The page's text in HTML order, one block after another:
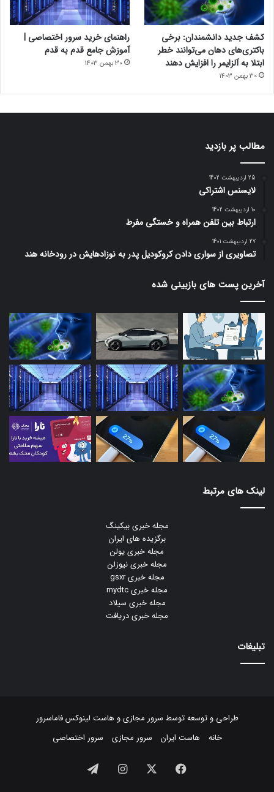
کشف جدید دانشمندان: برخی
باکتری‌های دهان می‌توانند خطر
ابتلا به آلزایمر را افزایش دهند
30 بهمن 1403
راهنمای خرید سرور اختصاصی |
آموزش جامع قدم به قدم
30 بهمن 1403
مطالب پر بازدید
25 اردیبهشت 1402
لایسنس اشتراکی
10 اردیبهشت 1402
ارتباط بین تلفن همراه و خستگی مفرط
27 اردیبهشت 1401
تصاویری از سواری دادن کروکودیل پدر به نوزادهایش در رودخانه هند
آخرین پست های بازبینی شده
لینک های مرتبط
مجله خبری بیکینگ
برگزیده های ایران
مجله خبری یولن
مجله خبری نیوزلن
مجله خبری gsxr
مجله خبری mydtc
مجله خبری سیلاد
مجله خبری دریافت
تبلیغات
طراحی و توسعه توسط سرور مجازیو هاست لینوکسفاماسرور
خانه
هاست ایران سرور مجازی سرور اختصاصی
فیسبوک ایکس اینستاگرام